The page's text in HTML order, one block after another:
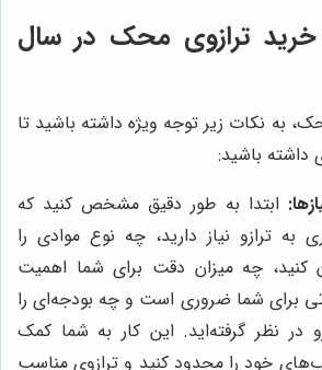
ترازوی محک در سال
به نکات زیر توجه ویژه داشته باشید تا
داشته باشید:
ابتدا به طور دقیق مشخص کنید که
به ترازو نیاز دارید، چه نوع موادی را
کنید، چه میزان دقت برای شما اهمیت
برای شما ضروری است و چه بودجه‌ای را
در نظر گرفته‌اید. این کار به شما کمک
خود را محدود کنید و ترازوی مناسب